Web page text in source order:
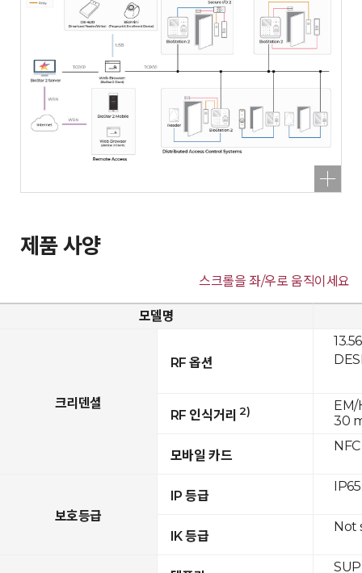
제품 사양
스크롤을 좌/우로 움직이세요
모델명
크리덴셜
RF 옵션
RF 인식거리 2)
모바일 카드
보호등급
IP 등급
IK 등급
EM/
30
NFC
IP65
Not